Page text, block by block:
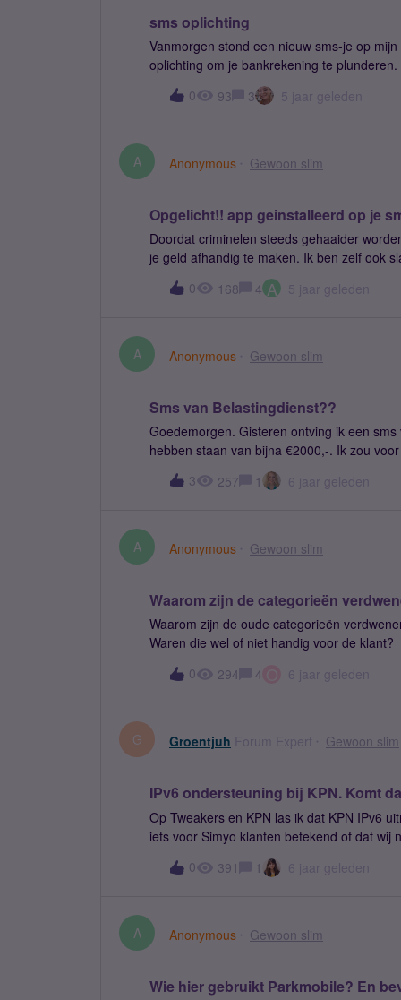
sms oplichting
Vanmorgen stond een nieuw sms-je op
oplichting om je bankrekening te
allemaal gewaarschuwd!! Vertrouw je iets
*edit* wees voorzichtig met je gegevens.
0 93 3 5 jaar geleden
A Anonymous Gewoon slim
Opgelicht!! app geinstalleerd op je
Doordat criminelen steeds gehaaider
je geld afhandig te maken. Ik ben zelf ook
ik meer mensen zijn die de app
krijgt een rotgevoel, je zelfvertrouwen
0 168 4 A 5 jaar geleden
A Anonymous Gewoon slim
Sms van Belastingdienst??
Goedemorgen. Gisteren ontving ik een
hebben staan van bijna €2000,-. Ik zou
deurwaarder conservatoir beslag leggen.
maken had, dus bericht verwijderd. Dit was het
beslagprocedure voorkomen door direct
mensen zijn met een soortgelijke sms -
3 257 1 6 jaar geleden
A Anonymous Gewoon slim
Waarom zijn de categorieën
Waarom zijn de oude categorieën
Waren die wel of niet handig voor de klant?
0
294 4 6 jaar geleden
G Groentjuh Forum Expert Gewoon slim
IPv6 ondersteuning bij KPN. Komt
Op Tweakers en KPN las ik dat KPN IPv6 uitrolt op
iets voor Simyo klanten betekend of dat wij
toe als zo veel mogelijk IPv6 uitgerold
0 391 1 6 jaar geleden
A Anonymous Gewoon slim
Wie hier gebruikt Parkmobile? En